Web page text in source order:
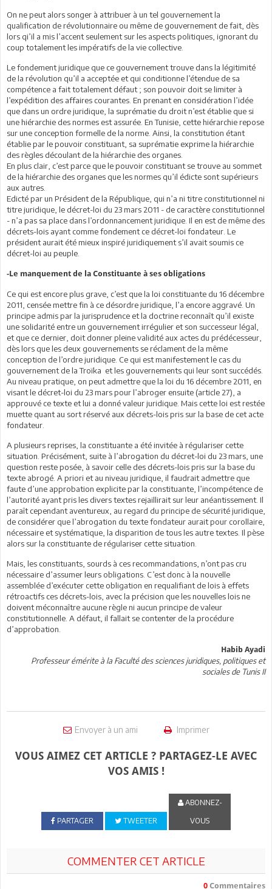
On ne peut alors songer à attribuer à un tel gouvernement la
qualification de révolutionnaire ou même de gouvernement de fait, dès
lors qi’il a mis l’accent seulement sur les aspects politiques, ignorant du
coup totalement les impératifs de la vie collective.
Le fondement juridique que ce gouvernement trouve dans la légitimité
de la révolution qu’il a acceptée et qui conditionne l’étendue de sa
compétence a fait totalement défaut ; son pouvoir doit se limiter à
l’expédition des affaires courantes. En prenant en considération l’idée
que dans un ordre juridique, la suprématie du droit n’est établie que si
une hiérarchie des normes est assurée. En Tunisie, cette hiérarchie repose
sur une conception formelle de la norme. Ainsi, la constitution étant
établie par le pouvoir constituant, sa suprématie exprime la hiérarchie
des règles découlant de la hiérarchie des organes.
En plus clair, c’est parce que le pouvoir constituant se trouve au sommet
de la hiérarchie des organes que les normes qu’il édicte sont supérieurs
aux autres.
Edicté par un Président de la République, qui n’a ni titre constitutionnel ni
titre juridique, le décret-loi du 23 mars 2011 - de caractère constitutionnel
- n’a pas sa place dans l’ordonnancement juridique. Il en est de même des
décrets-lois ayant comme fondement ce décret-loi fondateur. Le
président aurait été mieux inspiré juridiquement s’il avait soumis ce
décret-loi au peuple.
-Le manquement de la Constituante à ses obligations
Ce qui est encore plus grave, c’est que la loi constituante du 16 décembre
2011, censée mettre fin à ce désordre juridique, l’a encore aggravé. Un
principe admis par la jurisprudence et la doctrine reconnaît qu’il existe
une solidarité entre un gouvernement irrégulier et son successeur légal,
et que ce dernier, doit donner pleine validité aux actes du prédécesseur,
dès lors que les deux gouvernements se réclament de la même
conception de l’ordre juridique. Ce qui est manifestement le cas du
gouvernement de la Troïka et les gouvernements qui leur sont succédés.
Au niveau pratique, on peut admettre que la loi du 16 décembre 2011, en
visant le décret-loi du 23 mars pour l’abroger ensuite (article 27), a
approuvé ce texte et lui a donné valeur juridique. Mais cette loi est restée
muette quant au sort réservé aux décrets-lois pris sur la base de cet acte
fondateur.
A plusieurs reprises, la constituante a été invitée à régulariser cette
situation. Précisément, suite à l’abrogation du décret-loi du 23 mars, une
question reste posée, à savoir celle des décrets-lois pris sur la base du
texte abrogé. A priori et au niveau juridique, il faudrait admettre que
faute d’une approbation explicite par la constituante, l’incompétence de
l’autorité ayant pris les divers textes rejaillirait sur leur anéantissement. Il
paraît cependant aventureux, au regard du principe de sécurité juridique,
de considérer que l’abrogation du texte fondateur aurait pour corollaire,
nécessaire et systématique, la disparition de tous les autre textes. Il pèse
alors sur la constituante de régulariser cette situation.
Mais, les constituants, sourds à ces recommandations, n’ont pas cru
nécessaire d’assumer leurs obligations. C’est donc à la nouvelle
assemblée d’exécuter cette obligation en requalifiant de lois à effets
rétroactifs ces décrets-lois, avec la précision que les nouvelles lois ne
doivent méconnaître aucune règle ni aucun principe de valeur
constitutionnelle. A défaut, il fallait se contenter de la procédure
d’approbation.
Habib Ayadi
Professeur émérite à la Faculté des sciences juridiques, politiques et
sociales de Tunis II
Envoyer à un ami Imprimer
VOUS AIMEZ CET ARTICLE ? PARTAGEZ-LE AVEC
VOS AMIS !
PARTAGER TWEETER
ABONNEZ-
VOUS
COMMENTER CET ARTICLE
0 Commentaires